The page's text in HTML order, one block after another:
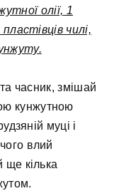
олії, 1
чилі,
часник, змішай
кунжутною
муці і
влий
ще кілька